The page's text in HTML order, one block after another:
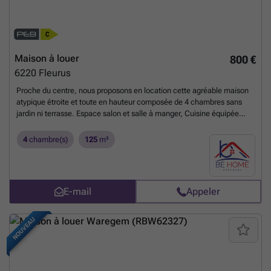
800 €
Maison à louer
6220 Fleurus
Proche du centre, nous proposons en location cette agréable maison
atypique étroite et toute en hauteur composée de 4 chambres sans
jardin ni terrasse. Espace salon et salle à manger, Cuisine équipée
Electricité conforme. Chaudière au gaz pour le chauffage. Boiler
électrique pour l'eau chaude. Toiture récente. Caves de rangement.
Grenier isolé de rangement. pas de charges communes, toutes les
En savoir plus ?
4 chambre(s) 125 m²
E-mail Appeler
NOUVEAU